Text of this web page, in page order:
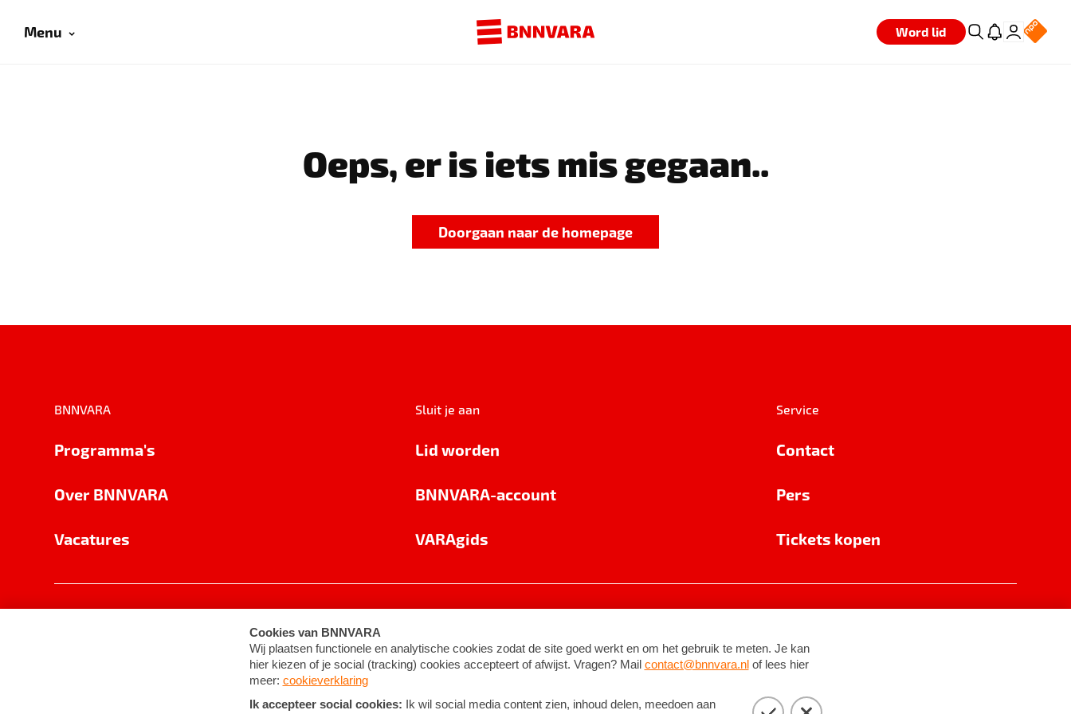
Menu Word lid
Oeps, er is iets mis gegaan..
Doorgaan naar de homepage
BNNVARA
Programma's
Over BNNVARA
Vacatures
Sluit je aan
Lid worden
BNNVARA-account
VARAgids
Service
Contact
Pers
Tickets kopen
Cookie-instellingen Algemene voorwaarden ©2026BNNVARA